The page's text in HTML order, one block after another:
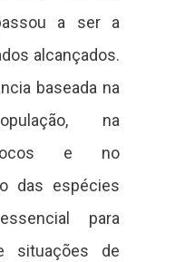
a ser a
alcançados.
baseada na
na
e no
das espécies
para
situações de